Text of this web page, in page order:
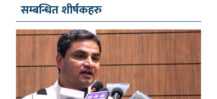
सम्बन्धित शीर्षकहरु